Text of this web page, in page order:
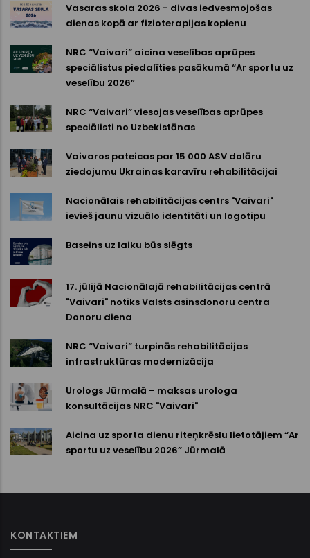
Vasaras skola 2026 - divas iedvesmojošas
dienas kopā ar fizioterapijas kopienu
NRC “Vaivari” aicina veselības aprūpes
speciālistus piedalīties pasākumā “Ar sportu uz
veselību 2026”
NRC “Vaivari” viesojas veselības aprūpes
speciālisti no Uzbekistānas
Vaivaros pateicas par 15 000 ASV dolāru
ziedojumu Ukrainas karavīru rehabilitācijai
Nacionālais rehabilitācijas centrs "Vaivari"
ievieš jaunu vizuālo identitāti un logotipu
Baseins uz laiku būs slēgts
17. jūlijā Nacionālajā rehabilitācijas centrā
"Vaivari" notiks Valsts asinsdonoru centra
Donoru diena
NRC “Vaivari” turpinās rehabilitācijas
infrastruktūras modernizācija
Urologs Jūrmalā – maksas urologa
konsultācijas NRC "Vaivari"
Aicina uz sporta dienu riteņkrēslu lietotājiem “Ar
sportu uz veselību 2026” Jūrmalā
KONTAKTIEM